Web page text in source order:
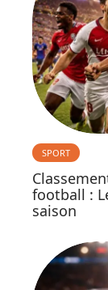
SPORT
football :
saison